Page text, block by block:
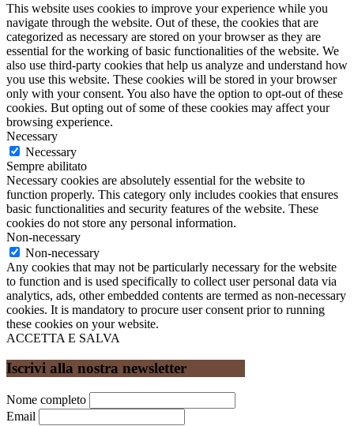
This website uses cookies to improve your experience while you
navigate through the website. Out of these, the cookies that are
categorized as necessary are stored on your browser as they are
essential for the working of basic functionalities of the website. We
also use third-party cookies that help us analyze and understand how
you use this website. These cookies will be stored in your browser
only with your consent. You also have the option to opt-out of these
cookies. But opting out of some of these cookies may affect your
browsing experience.
Necessary
Necessary
Sempre abilitato
Necessary cookies are absolutely essential for the website to
function properly. This category only includes cookies that ensures
basic functionalities and security features of the website. These
cookies do not store any personal information.
Non-necessary
Non-necessary
Any cookies that may not be particularly necessary for the website
to function and is used specifically to collect user personal data via
analytics, ads, other embedded contents are termed as non-necessary
cookies. It is mandatory to procure user consent prior to running
these cookies on your website.
ACCETTA E SALVA
Iscrivi alla nostra newsletter
Nome completo
Email